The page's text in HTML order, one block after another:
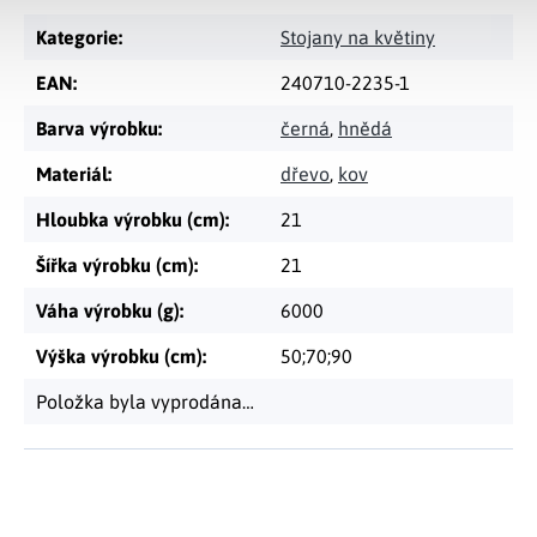
Kategorie: Stojany na květiny
EAN: 240710-2235-1
Barva výrobku: černá, hnědá
Materiál: dřevo, kov
Hloubka výrobku (cm): 21
Šířka výrobku (cm): 21
Váha výrobku (g): 6000
Výška výrobku (cm): 50;70;90
Položka byla vyprodána…